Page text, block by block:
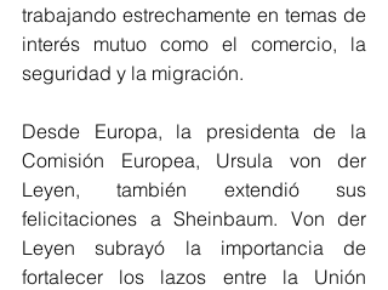
trabajando estrechamente en temas de
interés mutuo como el comercio, la
seguridad y la migración.
Desde Europa, la presidenta de la
Comisión Europea, Ursula von der
Leyen, también extendió sus
felicitaciones a Sheinbaum. Von der
Leyen subrayó la importancia de
fortalecer los lazos entre la Unión